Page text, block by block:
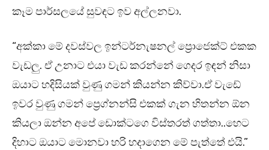
කෑම පාර්සලයේ සුවඳට ඉව අල්ලනවා.
“අක්කා මේ දවස්වල ඉන්ටර්නැෂනල් ප්‍රොජෙක්ට් එකක
වැඩලු. ඒ උනාට එයා වැඩ කරන්නේ ගෙදර ඉඳන් නිසා
ඔයාට හදිසියක් වුණු ගමන් කියන්න කිව්වා.ඒ වැඩේ
ඉවර වුණු ගමන් ප්‍රෙග්නන්සි එකක් ගැන හිතන්න ඕන
කියලා ඔන්න අපේ ඩොක්ටගෙ විස්තරත් ගත්තා..හෙට
දිහාට ඔයාට මොනවා හරි හදාගෙන මේ පැත්තේ එයි.”